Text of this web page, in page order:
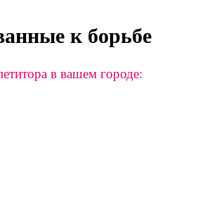
к борьбе
в вашем городе: